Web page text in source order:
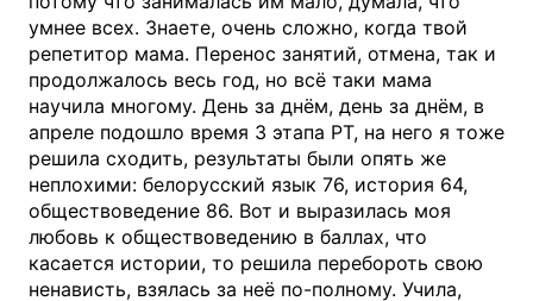
умнее всех. Знаете, очень сложно, когда твой
репетитор мама. Перенос занятий, отмена, так и
продолжалось весь год, но всё таки мама
научила многому. День за днём, день за днём, в
апреле подошло время 3 этапа РТ, на него я тоже
решила сходить, результаты были опять же
неплохими: белорусский язык 76, история 64,
обществоведение 86. Вот и выразилась моя
любовь к обществоведению в баллах, что
касается истории, то решила перебороть свою
ненависть, взялась за неё по-полному. Учила,